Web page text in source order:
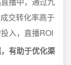
交转化率高于
入，直播ROI
有助于优化渠